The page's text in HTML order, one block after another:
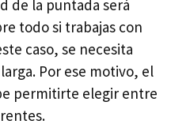
de la puntada será
todo si trabajas con
caso, se necesita
Por ese motivo, el
permitirte elegir entre